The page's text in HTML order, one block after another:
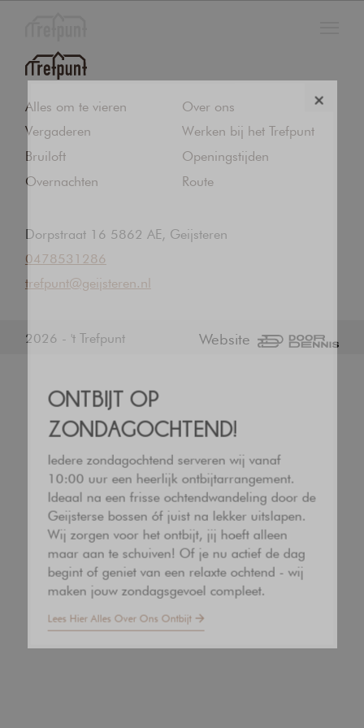
VERGADEREN
ONS CAFÉ
OVERNACHTEN
Contact
Route
Werken bij het Trefpunt
Dorpstraat 16
5862 AE, Geijsteren
0478531286
trefpunt@geijsteren.nl
ONTBIJT OP
ZONDAGOCHTEND!
Iedere zondagochtend serveren wij vanaf
10:00 uur een heerlijk ontbijtarrangement.
Ideaal na een frisse ochtendwandeling door de
Geijsterse bossen óf juist na lekker uitslapen.
Wij zorgen voor het ontbijt, jij hoeft alleen
maar aan te schuiven! Of je nu actief de dag
begint of geniet van een relaxte ochtend - wij
maken jouw zondagsgevoel compleet.
Lees Hier Alles Over Ons Ontbijt
Alles om te vieren
Vergaderen
Bruiloft
Overnachten
Over ons
Werken bij het Trefpunt
Openingstijden
Route
Dorpstraat 16 5862 AE, Geijsteren
0478531286
trefpunt@geijsteren.nl
2026 - 't Trefpunt Website